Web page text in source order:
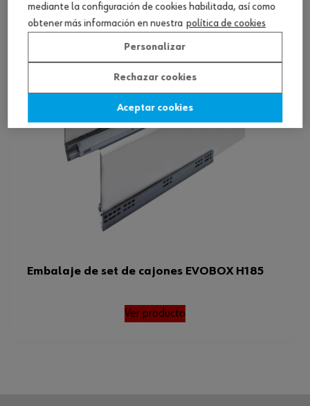
Embalaje de set de cajones EVOBOX H185
Ver producto
mediante la configuración de cookies habilitada, así como
obtener más información en nuestra política de cookies
Personalizar
Rechazar cookies
Aceptar cookies